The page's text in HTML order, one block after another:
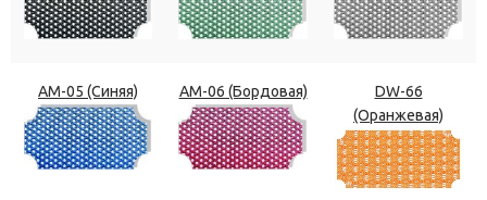
АМ-05 (Синяя) АМ-06 (Бордовая)
DW-66
(Оранжевая)